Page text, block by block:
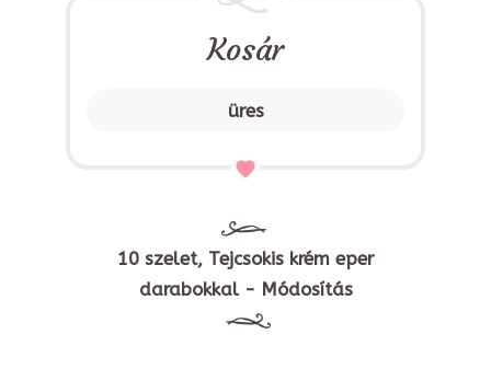
Kosár
üres
10 szelet, Tejcsokis krém eper
darabokkal - Módosítás